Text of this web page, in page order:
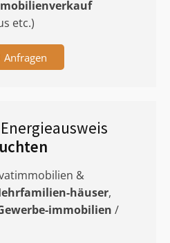
etc.)
Anfragen
&
häuser,
immobilien /